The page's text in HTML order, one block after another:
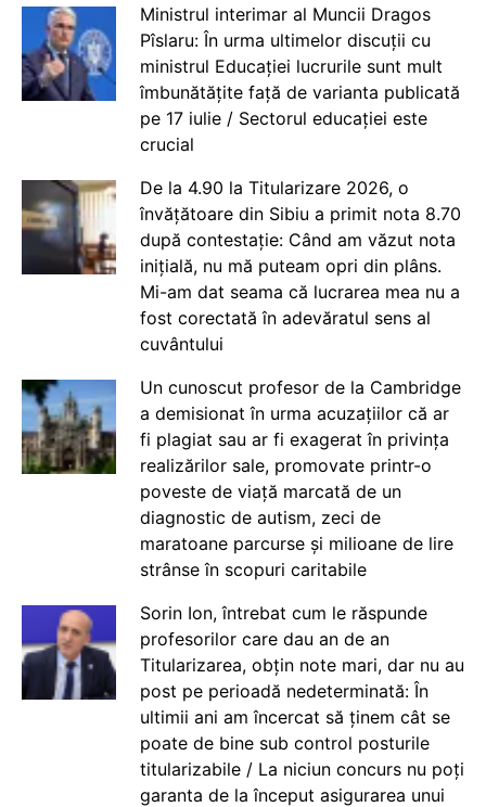
Ministrul interimar al Muncii Dragos
Pîslaru: În urma ultimelor discuții cu
ministrul Educației lucrurile sunt mult
îmbunătățite față de varianta publicată
pe 17 iulie / Sectorul educației este
crucial
De la 4.90 la Titularizare 2026, o
învățătoare din Sibiu a primit nota 8.70
după contestație: Când am văzut nota
inițială, nu mă puteam opri din plâns.
Mi-am dat seama că lucrarea mea nu a
fost corectată în adevăratul sens al
cuvântului
Un cunoscut profesor de la Cambridge
a demisionat în urma acuzațiilor că ar
fi plagiat sau ar fi exagerat în privința
realizărilor sale, promovate printr-o
poveste de viață marcată de un
diagnostic de autism, zeci de
maratoane parcurse și milioane de lire
strânse în scopuri caritabile
Sorin Ion, întrebat cum le răspunde
profesorilor care dau an de an
Titularizarea, obțin note mari, dar nu au
post pe perioadă nedeterminată: În
ultimii ani am încercat să ținem cât se
poate de bine sub control posturile
titularizabile / La niciun concurs nu poți
garanta de la început asigurarea unui